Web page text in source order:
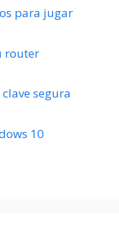
para jugar
router
segura
10